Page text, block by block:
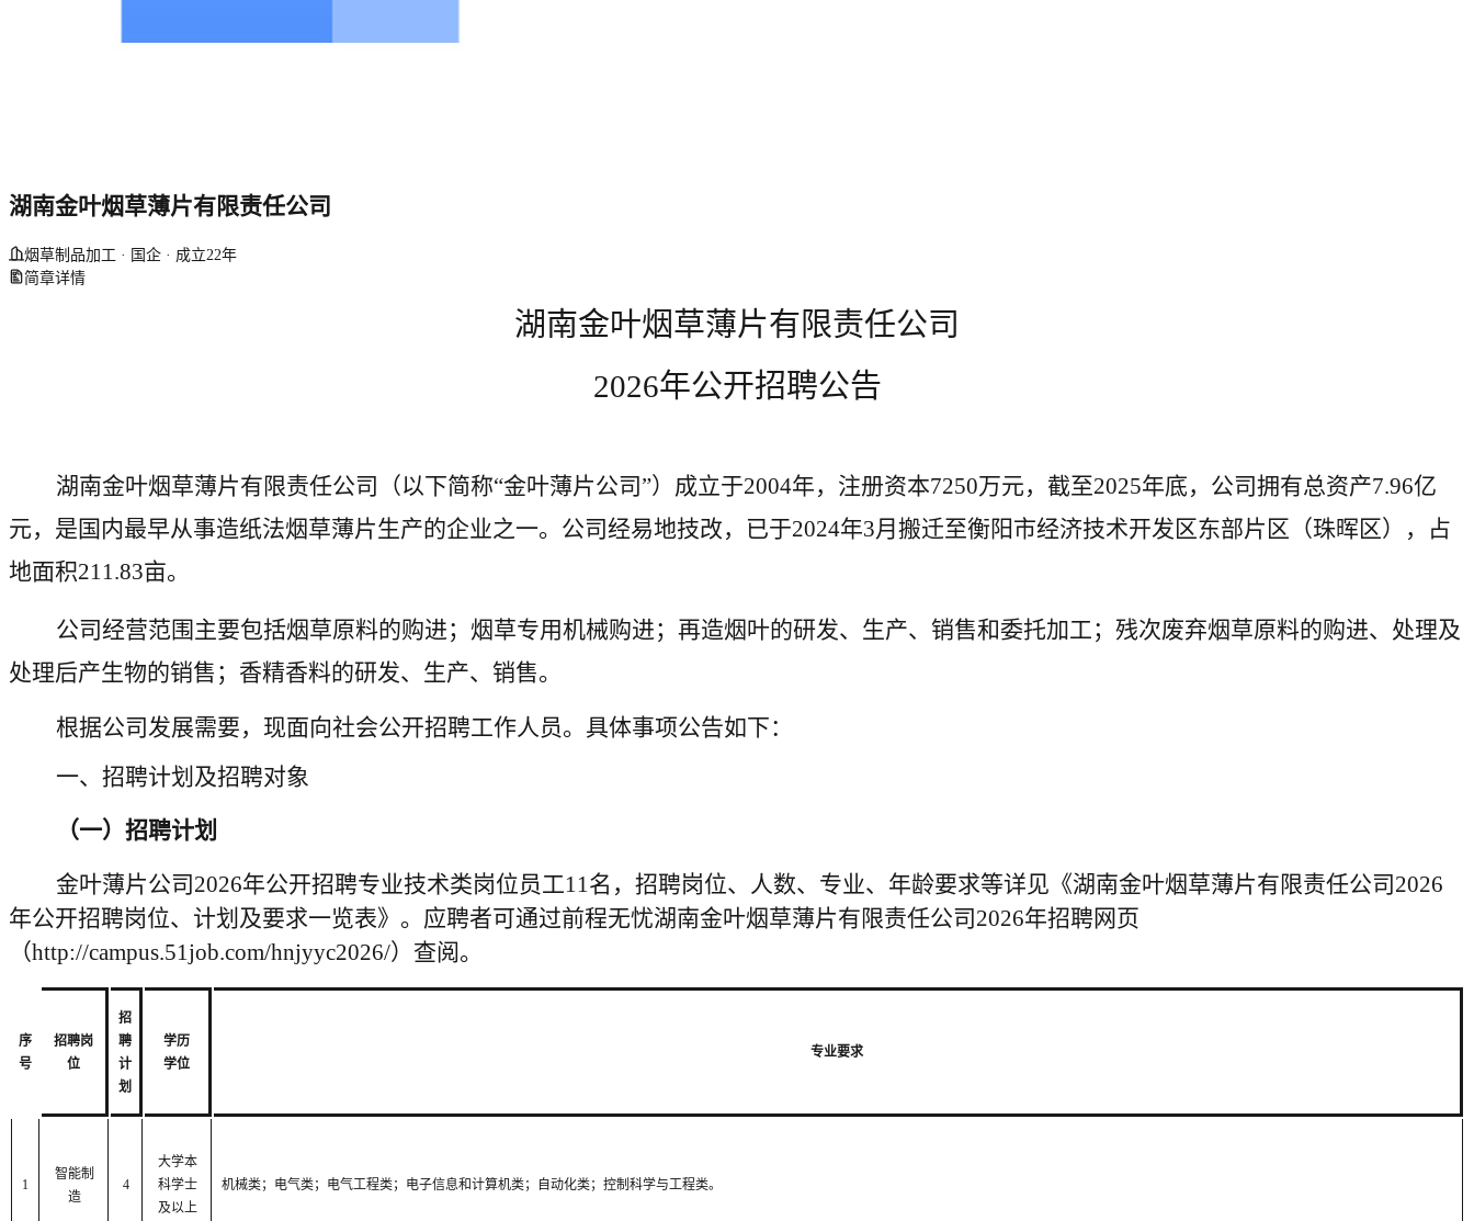
湖南金叶烟草薄片有限责任公司
烟草制品加工 · 国企 · 成立22年
简章详情
湖南金叶烟草薄片有限责任公司
2026年公开招聘公告
湖南金叶烟草薄片有限责任公司（以下简称“金叶薄片公司”）成立于2004年，注册资本7250万元，截至2025年底，公司拥有总资产7.96亿
元，是国内最早从事造纸法烟草薄片生产的企业之一。公司经易地技改，已于2024年3月搬迁至衡阳市经济技术开发区东部片区（珠晖区），占
地面积211.83亩。
公司经营范围主要包括烟草原料的购进；烟草专用机械购进；再造烟叶的研发、生产、销售和委托加工；残次废弃烟草原料的购进、处理及
处理后产生物的销售；香精香料的研发、生产、销售。
根据公司发展需要，现面向社会公开招聘工作人员。具体事项公告如下：
一、招聘计划 及招聘对象
（一）招聘计划
金叶薄片公司 2026年公开招聘专业技术类岗位员工11名，招聘岗位、人数、专业、年龄要求等详见《湖南金叶烟草薄片有限责任公司2026
年公开招聘岗位、计划及要求一览表》。应聘者可通过前程无忧湖南金叶烟草薄片有限责任公司2026年招聘网页
（http://campus.51job.com/hnjyyc2026/）查阅。
序
号
招聘岗
位
招
聘
计
划
学历
学位
专业要求
1
智能制
造
4
大学本
科学士
及以上
机械类；电气类；电气工程类；电子信息和计算机类；自动化类；控制科学与工程类。